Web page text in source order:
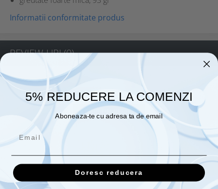
Informatii conformitate produs
REVIEW-URI(0)
Daca doresti sa iti exprimi parerea despre acest produs
poti adauga un review.
SCRIE UN REVIEW
5% REDUCERE LA COMENZI
Aboneaza-te cu adresa ta de email
Doresc reducera